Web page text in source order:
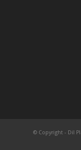
© Copyright - Dil